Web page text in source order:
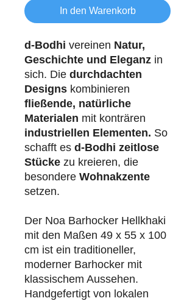
In den Warenkorb
d-Bodhi vereinen Natur,
Geschichte und Eleganz in
sich. Die durchdachten
Designs kombinieren
fließende, natürliche
Materialen mit konträren
industriellen Elementen. So
schafft es d-Bodhi zeitlose
Stücke zu kreieren, die
besondere Wohnakzente
setzen.
Der Noa Barhocker Hellkhaki
mit den Maßen 49 x 55 x 100
cm ist ein traditioneller,
moderner Barhocker mit
klassischem Aussehen.
Handgefertigt von lokalen